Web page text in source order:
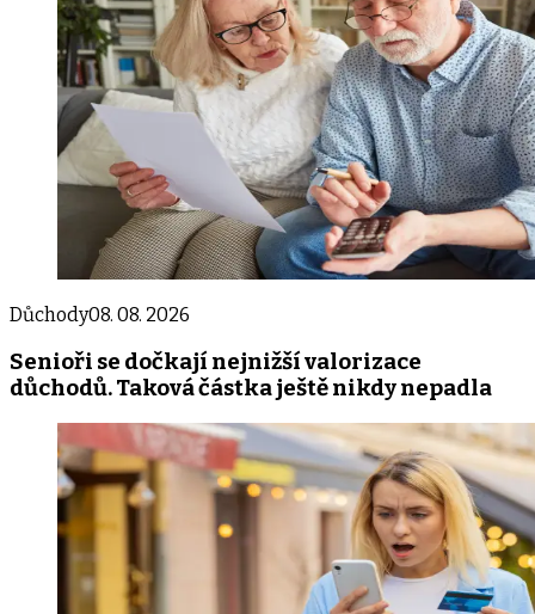
Důchody08. 08. 2026
Senioři se dočkají nejnižší valorizace
důchodů. Taková částka ještě nikdy nepadla